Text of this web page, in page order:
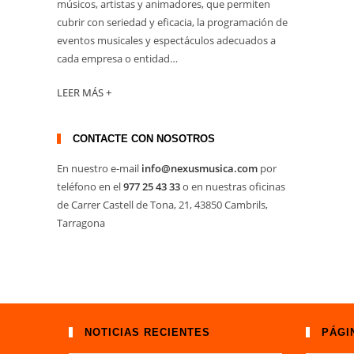
músicos, artistas y animadores, que permiten
cubrir con seriedad y eficacia, la programación de
eventos musicales y espectáculos adecuados a
cada empresa o entidad…
LEER MÁS +
CONTACTE CON NOSOTROS
En nuestro e-mail info@nexusmusica.com por
teléfono en el977 25 43 33o en nuestras oficinas
de Carrer Castell de Tona, 21, 43850 Cambrils,
Tarragona
NOTICIAS RECIENTES